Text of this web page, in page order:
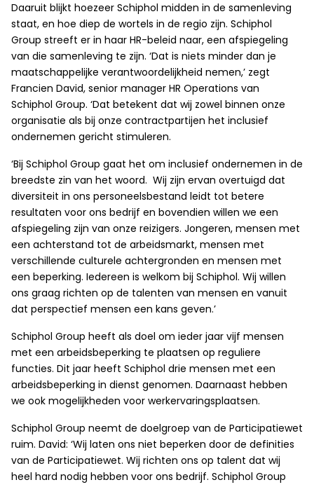
Daaruit blijkt hoezeer Schiphol midden in de samenleving
staat, en hoe diep de wortels in de regio zijn. Schiphol
Group streeft er in haar HR-beleid naar, een afspiegeling
van die samenleving te zijn. ‘Dat is niets minder dan je
maatschappelijke verantwoordelijkheid nemen,’ zegt
Francien David, senior manager HR Operations van
Schiphol Group. ‘Dat betekent dat wij zowel binnen onze
organisatie als bij onze contractpartijen het inclusief
ondernemen gericht stimuleren.
‘Bij Schiphol Group gaat het om inclusief ondernemen in de
breedste zin van het woord. Wij zijn ervan overtuigd dat
diversiteit in ons personeelsbestand leidt tot betere
resultaten voor ons bedrijf en bovendien willen we een
afspiegeling zijn van onze reizigers. Jongeren, mensen met
een achterstand tot de arbeidsmarkt, mensen met
verschillende culturele achtergronden en mensen met
een beperking. Iedereen is welkom bij Schiphol. Wij willen
ons graag richten op de talenten van mensen en vanuit
dat perspectief mensen een kans geven.’
Schiphol Group heeft als doel om ieder jaar vijf mensen
met een arbeidsbeperking te plaatsen op reguliere
functies. Dit jaar heeft Schiphol drie mensen met een
arbeidsbeperking in dienst genomen. Daarnaast hebben
we ook mogelijkheden voor werkervaringsplaatsen.
Schiphol Group neemt de doelgroep van de Participatiewet
ruim. David: ‘Wij laten ons niet beperken door de definities
van de Participatiewet. Wij richten ons op talent dat wij
heel hard nodig hebben voor ons bedrijf. Schiphol Group